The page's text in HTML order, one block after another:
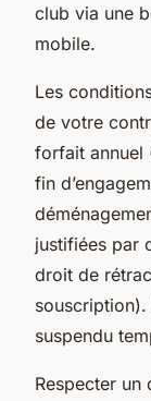
club via une
mobile.
Les
de votre
forfait annuel
fin
justifiées par
droit de
souscription).
suspendu
Respecter un